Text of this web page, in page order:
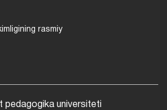
rasmiy
universiteti